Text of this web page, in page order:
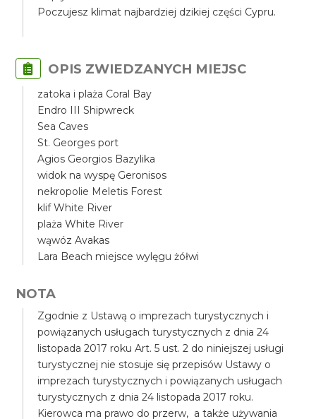
Poczujesz klimat najbardziej dzikiej części Cypru.
OPIS ZWIEDZANYCH MIEJSC
zatoka i plaża Coral Bay
Endro III Shipwreck
Sea Caves
St. Georges port
Agios Georgios Bazylika
widok na wyspę Geronisos
nekropolie Meletis Forest
klif White River
plaża White River
wąwóz Avakas
Lara Beach miejsce wylęgu żółwi
NOTA
Zgodnie z Ustawą o imprezach turystycznych i
powiązanych usługach turystycznych z dnia 24
listopada 2017 roku Art. 5 ust. 2 do niniejszej usługi
turystycznej nie stosuje się przepisów Ustawy o
imprezach turystycznych i powiązanych usługach
turystycznych z dnia 24 listopada 2017 roku.
Kierowca ma prawo do przerw, a także używania